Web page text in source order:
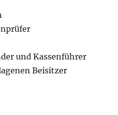
und Kassenführer
Beisitzer